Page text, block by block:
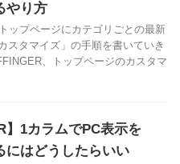
やり方
ップページにカテゴリごとの最新
スタマイズ」の手順を書いていき
、トップページのカスタマ
】1カラムでPC表示を
にはどうしたらいい